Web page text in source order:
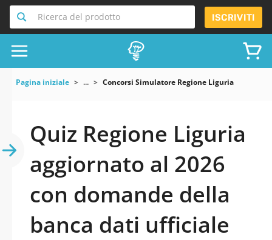
Ricerca del prodotto ISCRIVITI
Pagina iniziale ... Concorsi Simulatore Regione Liguria
Quiz Regione Liguria
aggiornato al 2026
con domande della
banca dati ufficiale